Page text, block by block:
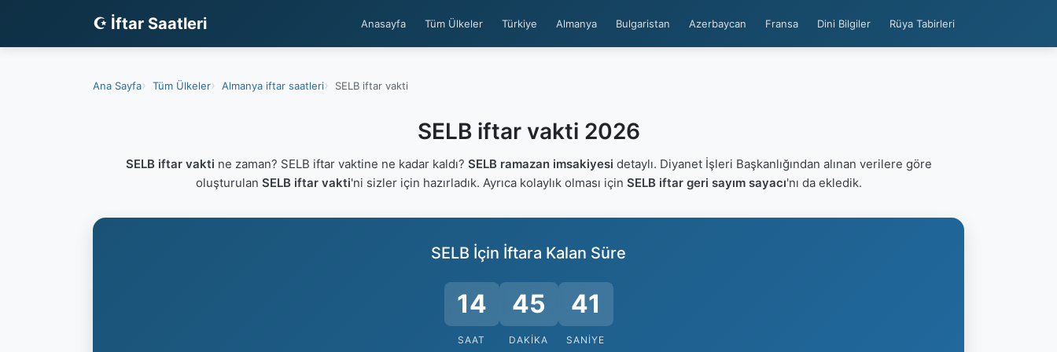
☪ İftar Saatleri Anasayfa Tüm Ülkeler Türkiye Almanya Bulgaristan Azerbaycan Fransa Dini Bilgiler Rüya Tabirleri
Ana Sayfa Tüm Ülkeler Almanya iftar saatleri SELB iftar vakti
SELB iftar vakti 2026
SELB iftar vakti ne zaman? SELB iftar vaktine ne kadar kaldı? SELB ramazan imsakiyesi detaylı. Diyanet İşleri Başkanlığından alınan verilere göre
oluşturulan SELB iftar vakti'ni sizler için hazırladık. Ayrıca kolaylık olması için SELB iftar geri sayım sayacı'nı da ekledik.
SELB İçin İftara Kalan Süre
14
SAAT
45
DAKIKA
40
SANIYE